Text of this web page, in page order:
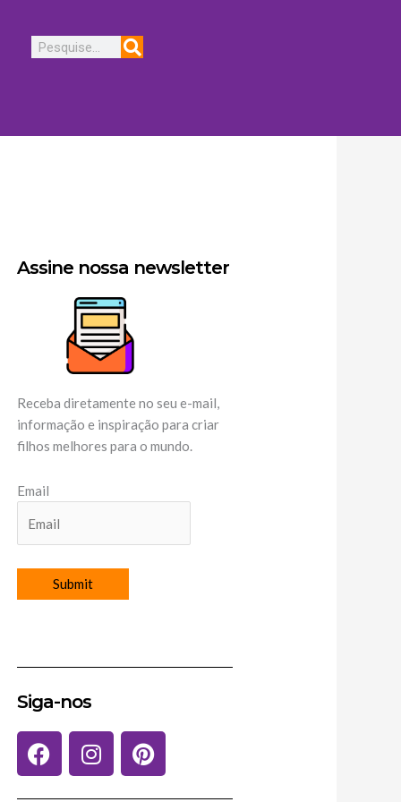
Assine nossa newsletter
Receba diretamente no seu e-mail,
informação e inspiração para criar
filhos melhores para o mundo.
Email
Siga-nos
F
a
I
n
P
i